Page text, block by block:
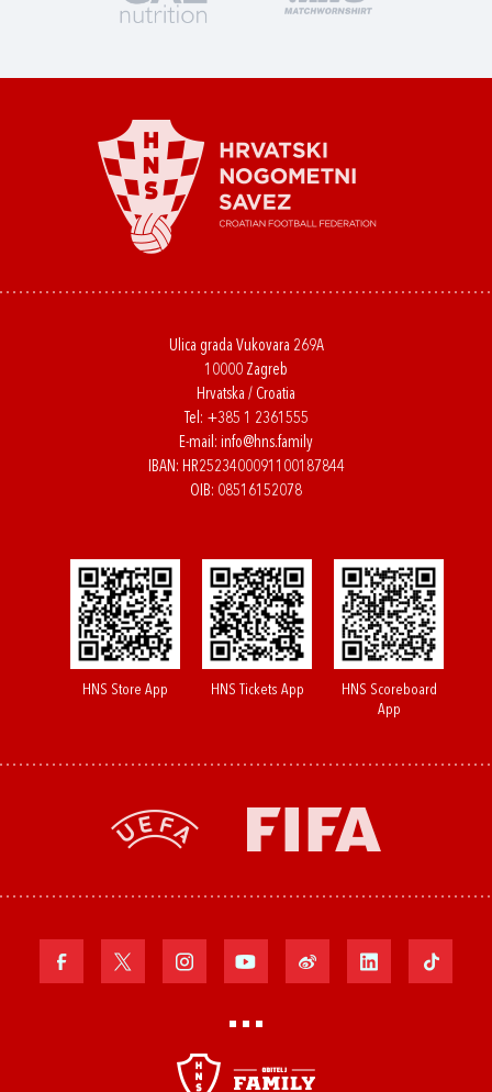
Ulica grada Vukovara 269A
10000 Zagreb
Hrvatska / Croatia
Tel: +385 1 2361555
E-mail: info@hns.family
IBAN: HR2523400091100187844
OIB: 08516152078
HNS Store App HNS Tickets App
HNS Scoreboard
App